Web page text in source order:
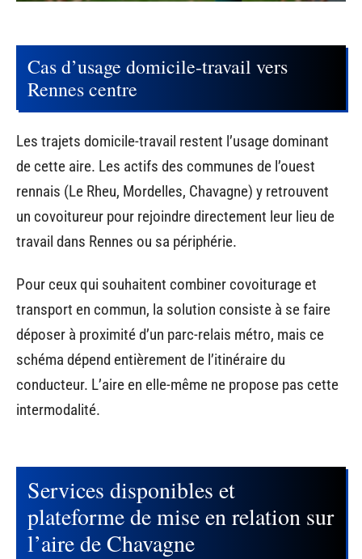
Cas d’usage domicile-travail vers
Rennes centre
Les trajets domicile-travail restent l’usage dominant
de cette aire. Les actifs des communes de l’ouest
rennais (Le Rheu, Mordelles, Chavagne) y retrouvent
un covoitureur pour rejoindre directement leur lieu de
travail dans Rennes ou sa périphérie.
Pour ceux qui souhaitent combiner covoiturage et
transport en commun, la solution consiste à se faire
déposer à proximité d’un parc-relais métro, mais ce
schéma dépend entièrement de l’itinéraire du
conducteur. L’aire en elle-même ne propose pas cette
intermodalité.
Services disponibles et
plateforme de mise en relation sur
l’aire de Chavagne